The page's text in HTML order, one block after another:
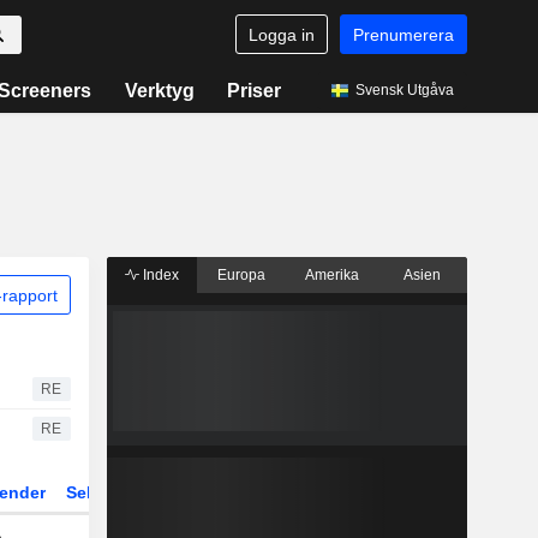
Logga in Prenumerera
Verktyg Priser Svensk Utgåva
RE
RE
Sektor
Index Europa Amerika Asien